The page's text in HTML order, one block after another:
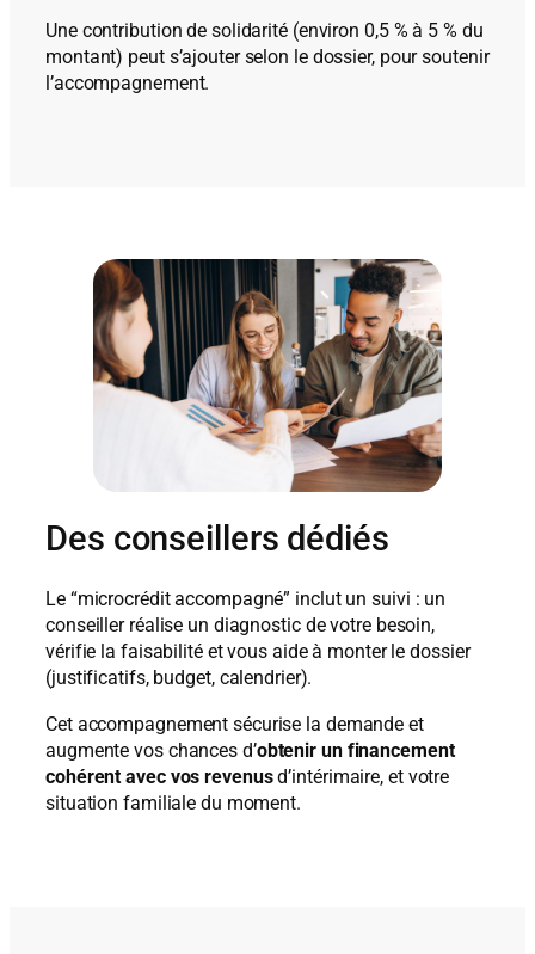
Une contribution de solidarité (environ 0,5 % à 5 % du
montant) peut s’ajouter selon le dossier, pour soutenir
l’accompagnement.
Des conseillers dédiés
Le “microcrédit accompagné” inclut un suivi : un
conseiller réalise un diagnostic de votre besoin,
vérifie la faisabilité et vous aide à monter le dossier
(justificatifs, budget, calendrier).
Cet accompagnement sécurise la demande et
augmente vos chances d’obtenir un financement
cohérent avec vos revenusd’intérimaire, et votre
situation familiale du moment.